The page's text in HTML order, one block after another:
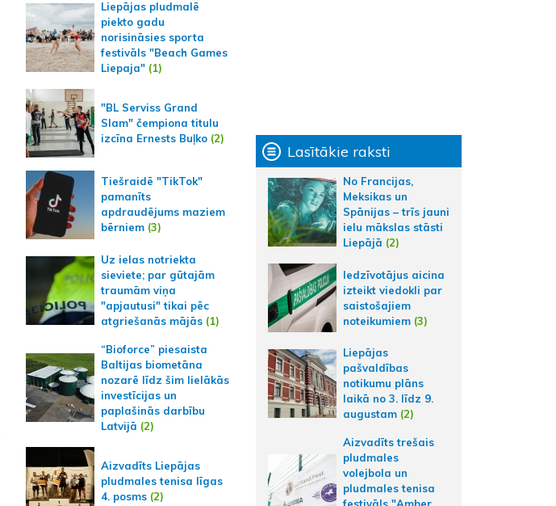
Liepājas pludmalē
piekto gadu
norisināsies sporta
festivāls "Beach Games
Liepaja"(1)
"BL Serviss Grand
Slam" čempiona titulu
izcīna Ernests Buļko(2)
Tiešraidē "TikTok"
pamanīts
apdraudējums maziem
bērniem(3)
Uz ielas notriekta
sieviete; par gūtajām
traumām viņa
"apjautusi" tikai pēc
atgriešanās mājās(1)
“Bioforce” piesaista
Baltijas biometāna
nozarē līdz šim lielākās
investīcijas un
paplašinās darbību
Latvijā (2)
Aizvadīts Liepājas
pludmales tenisa līgas
4. posms(2)
Lasītākie raksti
No Francijas,
Meksikas un
Spānijas – trīs jauni
ielu mākslas stāsti
Liepājā (2)
Iedzīvotājus aicina
izteikt viedokli par
saistošajiem
noteikumiem (3)
Liepājas
pašvaldības
notikumu plāns
laikā no 3. līdz 9.
augustam (2)
Aizvadīts trešais
pludmales
volejbola un
pludmales tenisa